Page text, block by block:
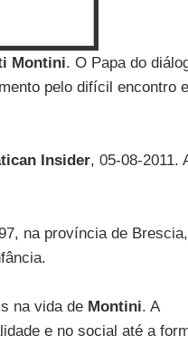
Montini. O Papa do
pelo difícil encontro
Insider, 05-08-2011.
na província de
na vida de Montini. A
e no social até a